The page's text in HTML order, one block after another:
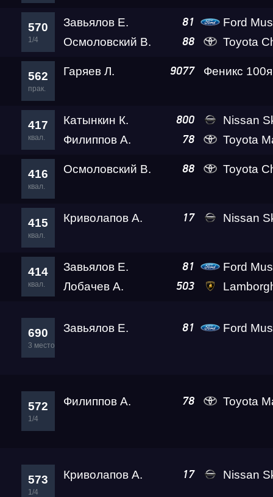
570
1/4
Завьялов Е. 81
Ford
Осмоловский В.
88 Toyota
562
прак.
Гаряев Л. 9077 Феникс
417
квал.
Катынкин К. 800
Nissan
Филиппов А.
78 Toyota Mark II
416
квал.
Осмоловский В. 88 Toyota
415
квал.
Криволапов А. 17 Nissan
414
квал.
Завьялов Е. 81
Ford
Лобачев А.
503 Lamborghini Huracan
690
3 место
Завьялов Е. 81 Ford
572
1/4
Филиппов А. 78 Toyota Mark II
573
1/4
Криволапов А. 17 Nissan